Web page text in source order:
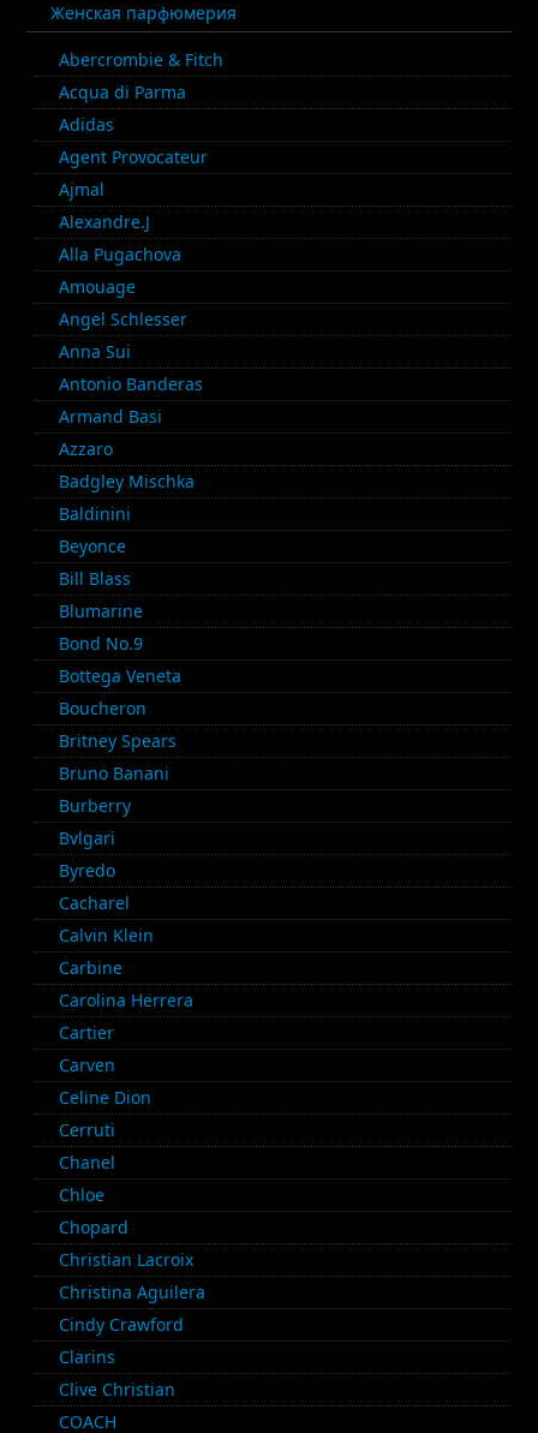
Женская парфюмерия
Abercrombie & Fitch
Acqua di Parma
Adidas
Agent Provocateur
Ajmal
Alexandre.J
Alla Pugachova
Amouage
Angel Schlesser
Anna Sui
Antonio Banderas
Armand Basi
Azzaro
Badgley Mischka
Baldinini
Beyonce
Bill Blass
Blumarine
Bond No.9
Bottega Veneta
Boucheron
Britney Spears
Bruno Banani
Burberry
Bvlgari
Byredo
Cacharel
Calvin Klein
Carbine
Carolina Herrera
Cartier
Carven
Celine Dion
Cerruti
Chanel
Chloe
Chopard
Christian Lacroix
Christina Aguilera
Cindy Crawford
Clarins
Clive Christian
COACH